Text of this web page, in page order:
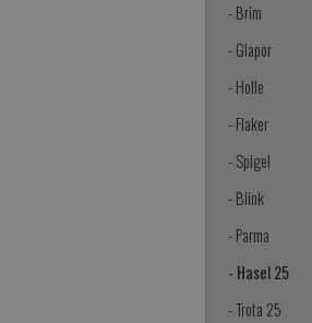
- Brim
- Glapor
- Holle
- Flaker
- Spigel
- Blink
- Parma
- Hasel 25
- Trota 25